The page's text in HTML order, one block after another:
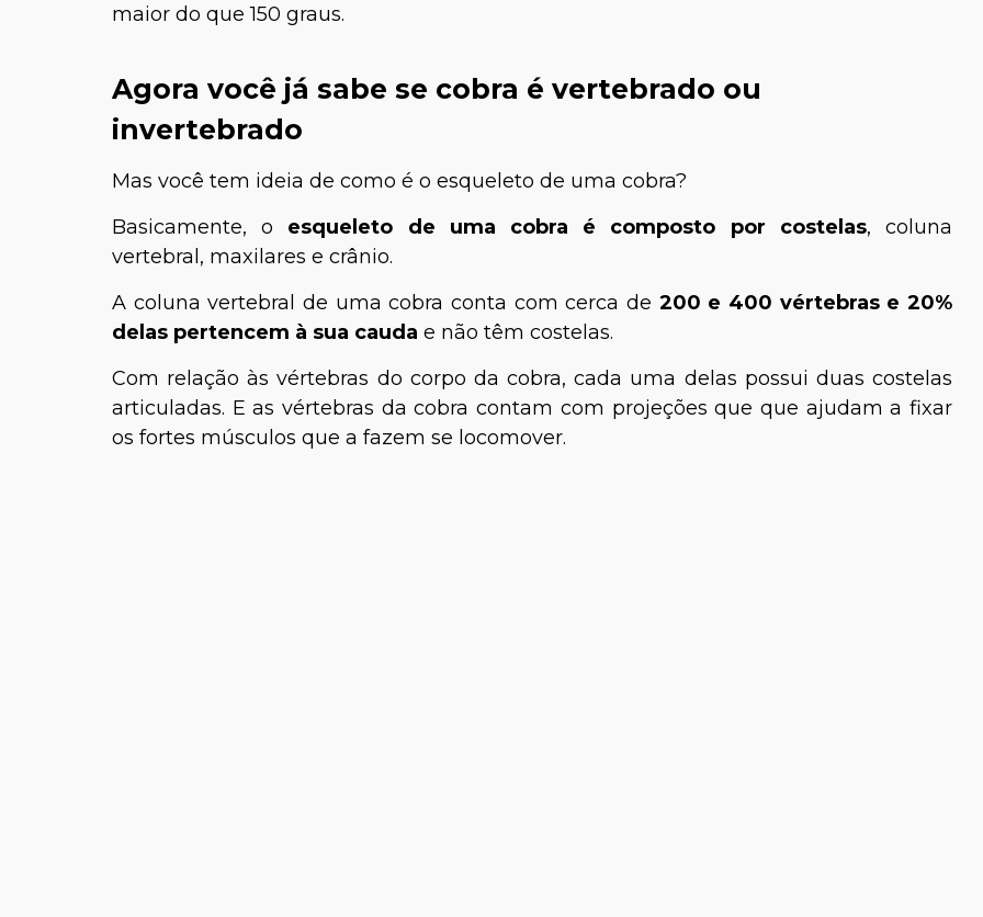
maior do que 150 graus.
Agora você já sabe se cobra é vertebrado ou
invertebrado
Mas você tem ideia de como é o esqueleto de uma cobra?
Basicamente, o esqueleto de uma cobra é composto por costelas, coluna
vertebral, maxilares e crânio.
A coluna vertebral de uma cobra conta com cerca de 200 e 400 vértebras e 20%
delas pertencem à sua cauda e não têm costelas.
Com relação às vértebras do corpo da cobra, cada uma delas possui duas costelas
articuladas. E as vértebras da cobra contam com projeções que que ajudam a fixar
os fortes músculos que a fazem se locomover.